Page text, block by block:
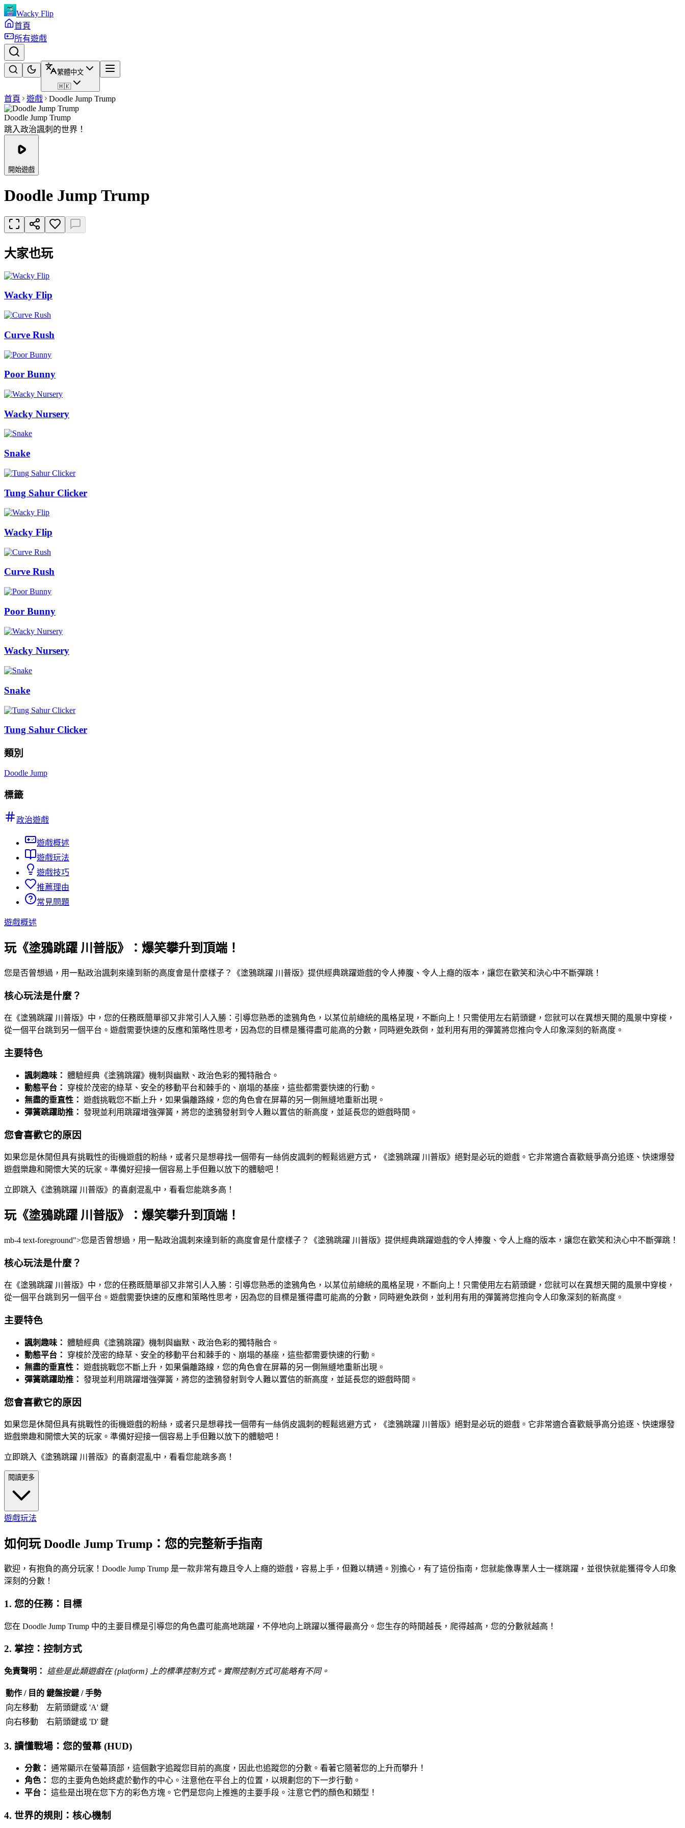
Wacky Flip
首頁
所有遊戲
繁體中文
🇭🇰
首頁 遊戲 Doodle Jump Trump
Doodle Jump Trump
跳入政治諷刺的世界！
開始遊戲
Doodle Jump Trump
大家也玩
Wacky Flip
Curve Rush
Poor Bunny
Wacky Nursery
Snake
Tung Sahur Clicker
Wacky Flip
Curve Rush
Poor Bunny
Wacky Nursery
Snake
Tung Sahur Clicker
類別
Doodle Jump
標籤
政治遊戲
遊戲概述
遊戲玩法
遊戲技巧
推薦理由
常見問題
遊戲概述
玩《塗鴉跳躍 川普版》：爆笑攀升到頂端！
您是否曾想過，用一點政治諷刺來達到新的高度會是什麼樣子？《塗鴉跳躍 川普版》提供經典跳躍遊戲的令人捧腹、令人上癮的版本，讓您在歡笑和決心中不斷彈跳！
核心玩法是什麼？
在《塗鴉跳躍 川普版》中，您的任務既簡單卻又非常引人入勝：引導您熟悉的塗鴉角色，以某位前總統的風格呈現，不斷向上！只需使用左右箭頭鍵，您就可以在異想天開的風景中穿梭，
從一個平台跳到另一個平台。遊戲需要快速的反應和策略性思考，因為您的目標是獲得盡可能高的分數，同時避免跌倒，並利用有用的彈簧將您推向令人印象深刻的新高度。
主要特色
諷刺趣味： 體驗經典《塗鴉跳躍》機制與幽默、政治色彩的獨特融合。
動態平台：
穿梭於茂密的綠草、安全的移動平台和棘手的、崩塌的基座，這些都需要快速的行動。
無盡的垂直性： 遊戲挑戰您不斷上升，如果偏離路線，您的角色會在屏幕的另一側無縫地重新出現。
彈簧跳躍助推： 發現並利用跳躍增強彈簧，將您的塗鴉發射到令人難以置信的新高度，並延長您的遊戲時間。
您會喜歡它的原因
如果您是休閒但具有挑戰性的街機遊戲的粉絲，或者只是想尋找一個帶有一絲俏皮諷刺的輕鬆逃避方式，《塗鴉跳躍 川普版》絕對是必玩的遊戲。它非常適合喜歡競爭高分追逐、快速爆發
遊戲樂趣和開懷大笑的玩家。準備好迎接一個容易上手但難以放下的體驗吧！
立即跳入《塗鴉跳躍 川普版》的喜劇混亂中，看看您能跳多高！
玩《塗鴉跳躍 川普版》：爆笑攀升到頂端！
mb-4 text-foreground">您是否曾想過，用一點政治諷刺來達到新的高度會是什麼樣子？《塗鴉跳躍 川普版》提供經典跳躍遊戲的令人捧腹、令人上癮的版本，讓您在歡笑和決心中不斷彈跳！
核心玩法是什麼？
在《塗鴉跳躍 川普版》中，您的任務既簡單卻又非常引人入勝：引導您熟悉的塗鴉角色，以某位前總統的風格呈現，不斷向上！只需使用左右箭頭鍵，您就可以在異想天開的風景中穿梭，
從一個平台跳到另一個平台。遊戲需要快速的反應和策略性思考，因為您的目標是獲得盡可能高的分數，同時避免跌倒，並利用有用的彈簧將您推向令人印象深刻的新高度。
主要特色
諷刺趣味： 體驗經典《塗鴉跳躍》機制與幽默、政治色彩的獨特融合。
動態平台：
穿梭於茂密的綠草、安全的移動平台和棘手的、崩塌的基座，這些都需要快速的行動。
無盡的垂直性： 遊戲挑戰您不斷上升，如果偏離路線，您的角色會在屏幕的另一側無縫地重新出現。
彈簧跳躍助推： 發現並利用跳躍增強彈簧，將您的塗鴉發射到令人難以置信的新高度，並延長您的遊戲時間。
您會喜歡它的原因
如果您是休閒但具有挑戰性的街機遊戲的粉絲，或者只是想尋找一個帶有一絲俏皮諷刺的輕鬆逃避方式，《塗鴉跳躍 川普版》絕對是必玩的遊戲。它非常適合喜歡競爭高分追逐、快速爆發
遊戲樂趣和開懷大笑的玩家。準備好迎接一個容易上手但難以放下的體驗吧！
立即跳入《塗鴉跳躍 川普版》的喜劇混亂中，看看您能跳多高！
閱讀更多
遊戲玩法
如何玩 Doodle Jump Trump：您的完整新手指南
歡迎，有抱負的高分玩家！Doodle Jump Trump 是一款非常有趣且令人上癮的遊戲，容易上手，但難以精通。別擔心，有了這份指南，您就能像專業人士一樣跳躍，並很快就能獲得令人印象
深刻的分數！
1. 您的任務：目標
您在 Doodle Jump Trump 中的主要目標是引導您的角色盡可能高地跳躍，不停地向上跳躍以獲得最高分。您生存的時間越長，爬得越高，您的分數就越高！
2. 掌控：控制方式
免責聲明： 這些是此類遊戲在 {platform} 上的標準控制方式。實際控制方式可能略有不同。
動作 / 目的 鍵盤按鍵 / 手勢
向左移動
左箭頭鍵或 'A' 鍵
向右移動
右箭頭鍵或 'D' 鍵
3. 讀懂戰場：您的螢幕 (HUD)
分數： 通常顯示在螢幕頂部，這個數字追蹤您目前的高度，因此也追蹤您的分數。看著它隨著您的上升而攀升！
角色： 您的主要角色始終處於動作的中心。注意他在平台上的位置，以規劃您的下一步行動。
平台： 這些是出現在您下方的彩色方塊。它們是您向上推進的主要手段。注意它們的顏色和類型！
4. 世界的規則：核心機制